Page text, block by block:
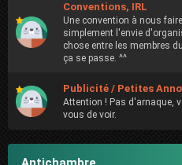
Conventions, IRL
Une convention à nous
simplement l'envie
chose entre les membres
ça se passe. ^^
Publicité / Petites
Attention ! Pas d'arnaque,
vous de voir.